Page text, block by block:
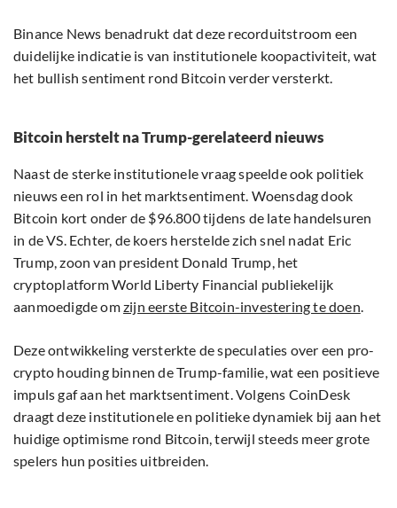
Binance News benadrukt dat deze recorduitstroom een
duidelijke indicatie is van institutionele koopactiviteit, wat
het bullish sentiment rond Bitcoin verder versterkt.
Bitcoin herstelt na Trump-gerelateerd nieuws
Naast de sterke institutionele vraag speelde ook politiek
nieuws een rol in het marktsentiment. Woensdag dook
Bitcoin kort onder de $96.800 tijdens de late handelsuren
in de VS. Echter, de koers herstelde zich snel nadat Eric
Trump, zoon van president Donald Trump, het
cryptoplatform World Liberty Financial publiekelijk
aanmoedigde omzijn eerste Bitcoin-investering te doen.
Deze ontwikkeling versterkte de speculaties over een pro-
crypto houding binnen de Trump-familie, wat een positieve
impuls gaf aan het marktsentiment. Volgens CoinDesk
draagt deze institutionele en politieke dynamiek bij aan het
huidige optimisme rond Bitcoin, terwijl steeds meer grote
spelers hun posities uitbreiden.